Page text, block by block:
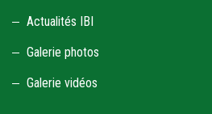
Actualités IBI
Galerie photos
Galerie vidéos